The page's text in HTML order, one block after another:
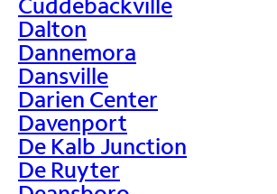
Dalton
Dannemora
Dansville
Darien Center
Davenport
De Kalb Junction
De Ruyter